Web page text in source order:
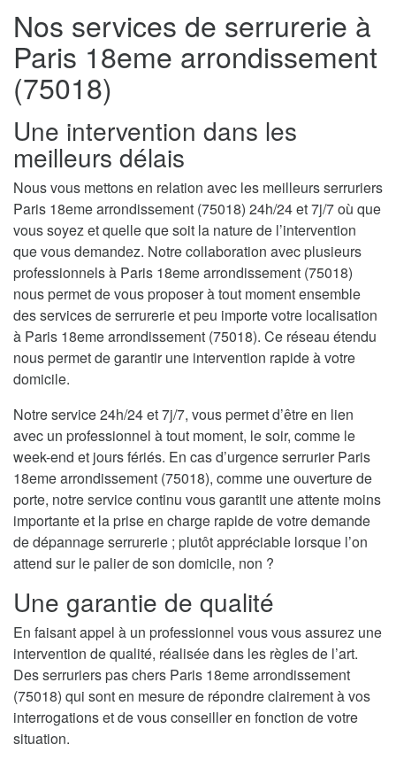
Nos services de serrurerie à
Paris 18eme arrondissement
(75018)
Une intervention dans les
meilleurs délais
Nous vous mettons en relation avec les meilleurs serruriers
Paris 18eme arrondissement (75018) 24h/24 et 7j/7 où que
vous soyez et quelle que soit la nature de l’intervention
que vous demandez. Notre collaboration avec plusieurs
professionnels à Paris 18eme arrondissement (75018)
nous permet de vous proposer à tout moment ensemble
des services de serrurerie et peu importe votre localisation
à Paris 18eme arrondissement (75018). Ce réseau étendu
nous permet de garantir une intervention rapide à votre
domicile.
Notre service 24h/24 et 7j/7, vous permet d’être en lien
avec un professionnel à tout moment, le soir, comme le
week-end et jours fériés. En cas d’urgence serrurier Paris
18eme arrondissement (75018), comme une ouverture de
porte, notre service continu vous garantit une attente moins
importante et la prise en charge rapide de votre demande
de dépannage serrurerie ; plutôt appréciable lorsque l’on
attend sur le palier de son domicile, non ?
Une garantie de qualité
En faisant appel à un professionnel vous vous assurez une
intervention de qualité, réalisée dans les règles de l’art.
Des serruriers pas chers Paris 18eme arrondissement
(75018) qui sont en mesure de répondre clairement à vos
interrogations et de vous conseiller en fonction de votre
situation.